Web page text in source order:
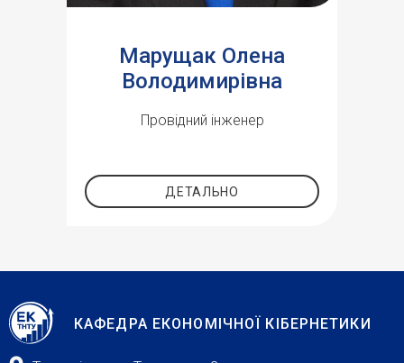
Марущак Олена
Володимирівна
Провідний інженер
ДЕТАЛЬНО
КАФЕДРА ЕКОНОМІЧНОЇ КІБЕРНЕТИКИ